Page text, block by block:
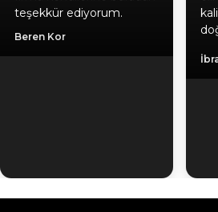
teşekkür ediyorum.
Beren Kor